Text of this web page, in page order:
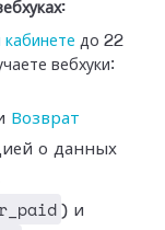
кабинете до 22
вебхуки:
Возврат
о данных
) и